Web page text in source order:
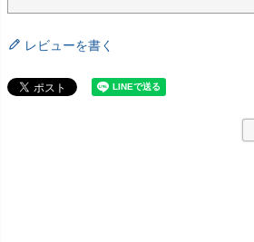
レビューを書く